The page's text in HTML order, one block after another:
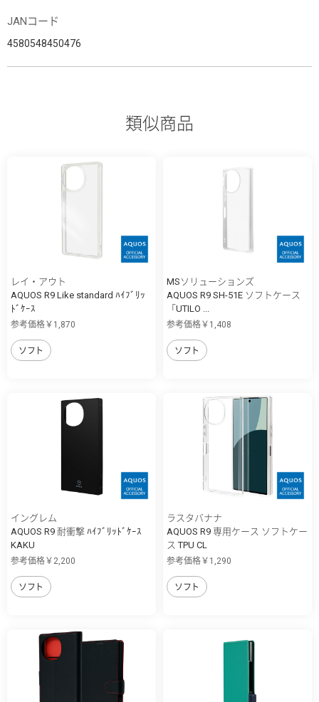
JANコード
4580548450476
類似商品
レイ・アウト
AQUOS R9 Like standard ﾊｲﾌﾞﾘｯ
ﾄﾞｹｰｽ
参考価格￥1,870
ソフト
MSソリューションズ
AQUOS R9 SH-51E ソフトケース
「UTILO ...
参考価格￥1,408
ソフト
イングレム
AQUOS R9 耐衝撃 ﾊｲﾌﾞﾘｯﾄﾞｹｰｽ
KAKU
参考価格￥2,200
ソフト
ラスタバナナ
AQUOS R9 専用ケース ソフトケー
ス TPU CL
参考価格￥1,290
ソフト